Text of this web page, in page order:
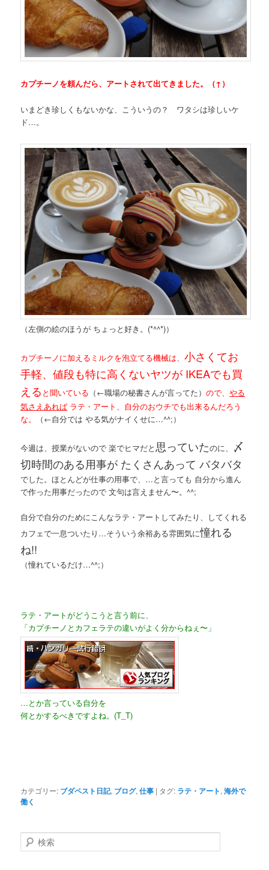
カプチーノを頼んだら、アートされて出てきました。（↑）
いまどき珍しくもないかな、こういうの？ ワタシは珍しいケ
ド…。
（左側の絵のほうが ちょっと好き。(*^^*)）
カプチーノに加えるミルクを泡立てる機械は、小さくてお
手軽、値段も特に高くないヤツが IKEAでも買
える と聞いている （←職場の秘書さんが言ってた）ので、やる
気さえあれば ラテ・アート、自分のおウチでも出来るんだろう
な。
（←自分では やる気がナイくせに…^^;）
今週は、授業がないので 楽でヒマだと思っていたのに、 〆
切時間のある用事が たくさんあって バタバタ
でした。ほとんどが仕事の用事で、…と言っても 自分から進ん
で作った用事だったので 文句は言えません〜。^^;
自分で自分のためにこんなラテ・アートしてみたり、してくれる
カフェで一息ついたり…そういう余裕ある雰囲気に憧れる
ね!!
（憧れているだけ…^^;）
ラテ・アートがどうこうと言う前に、
「カプチーノとカフェラテの違いがよく分からねぇ〜」
…とか言っている自分を
何とかするべきですよね。(T_T)
カテゴリー: ブダペスト日記, ブログ,仕事 | タグ: ラテ・アート,海外で
働く
検
索